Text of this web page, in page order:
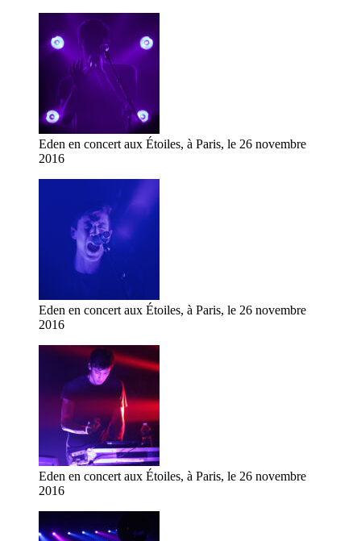
Eden en concert aux Étoiles, à Paris, le 26 novembre
2016
Eden en concert aux Étoiles, à Paris, le 26 novembre
2016
Eden en concert aux Étoiles, à Paris, le 26 novembre
2016